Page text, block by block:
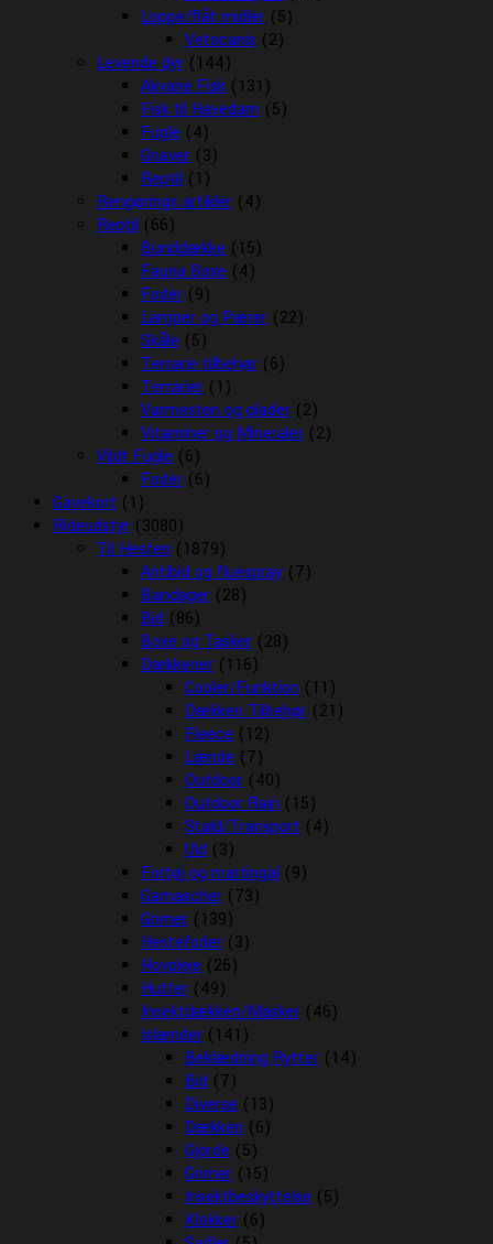
Loppe/flåt midler (5)
Vetocanis (2)
Levende dyr (144)
Akvarie Fisk (131)
Fisk til Havedam (5)
Fugle (4)
Gnaver (3)
Reptil (1)
Rengørings artikler (4)
Reptil (66)
Bunddække (15)
Fauna Boxe (4)
Foder (9)
Lamper og Pærer (22)
Skåle (5)
Terrarie tilbehør (6)
Terrarier (1)
Varmesten og plader (2)
Vitaminer og Mineraler (2)
Vildt Fugle (6)
Foder (6)
Gavekort (1)
Rideudstyr (3080)
Til Hesten (1879)
Antibid og fluespray (7)
Bandager (28)
Bid (86)
Boxe og Tasker (28)
Dækkener (116)
Cooler/Funktion (11)
Dækken Tilbehør (21)
Fleece (12)
Lænde (7)
Outdoor (40)
Outdoor Rain (15)
Stald/Transport (4)
Uld (3)
Fortøj og martingal (9)
Gamascher (73)
Grimer (139)
Hestefoder (3)
Hovpleje (26)
Hutter (49)
Insektdækken/Masker (46)
Islænder (141)
Beklædning Rytter (14)
Bid (7)
Diverse (13)
Dækken (6)
Gjorde (5)
Grimer (15)
Insektbeskyttelse (5)
Klokker (6)